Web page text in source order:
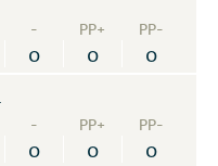
- PP+ PP-
0 0 0
- PP+ PP-
0 0 0